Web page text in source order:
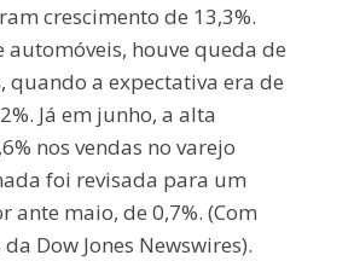
crescimento de 13,3%.
automóveis, houve queda de
quando a expectativa era de
Já em junho, a alta
nos vendas no varejo
foi revisada para um
ante maio, de 0,7%. (Com
Dow Jones Newswires).